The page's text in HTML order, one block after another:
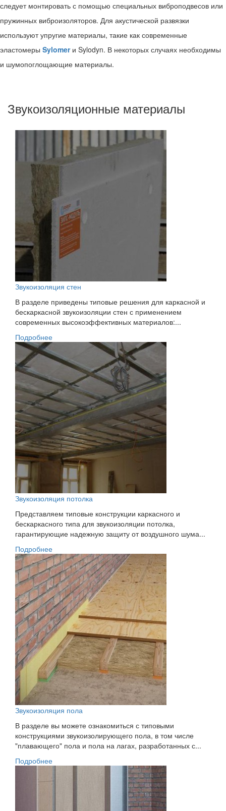
следует монтировать с помощью специальных виброподвесов или
пружинных виброизоляторов. Для акустической развязки
используют упругие материалы, такие как современные
эластомеры Sylomerи Sylodyn. В некоторых случаях необходимы
и шумопоглощающие материалы.
Звукоизоляционные материалы
Звукоизоляция стен
В разделе приведены типовые решения для каркасной и
бескаркасной звукоизоляции стен с применением
современных высокоэффективных материалов:...
Подробнее
Звукоизоляция потолка
Представляем типовые конструкции каркасного и
бескаркасного типа для звукоизоляции потолка,
гарантирующие надежную защиту от воздушного шума...
Подробнее
Звукоизоляция пола
В разделе вы можете ознакомиться с типовыми
конструкциями звукоизолирующего пола, в том числе
"плавающего" пола и пола на лагах, разработанных с...
Подробнее